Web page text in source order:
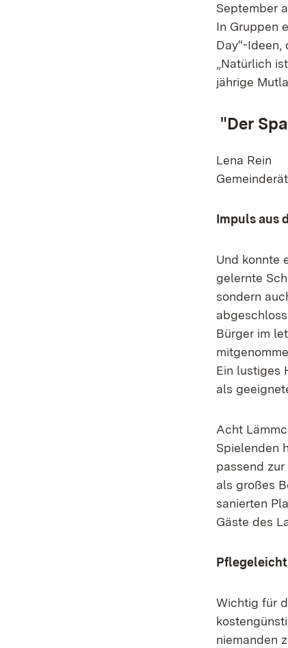
September
In Gruppen
Day“-
„Natürlich
jährige
"Der
Lena Rein
Impuls aus
Und konnte
gelernte
sondern
Bürger im
Ein lustiges
als
Acht
Spielenden
passend
als großes
sanierten
Gäste des
Wichtig für
niemanden